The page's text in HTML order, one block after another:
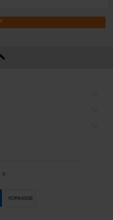
2)
VORKASSE